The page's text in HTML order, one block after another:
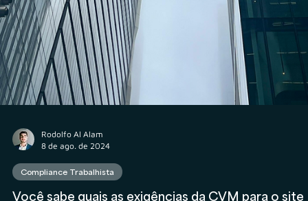
Consultor CVM
Quais são os custos para se tornar consultor
registrado pela CVM?